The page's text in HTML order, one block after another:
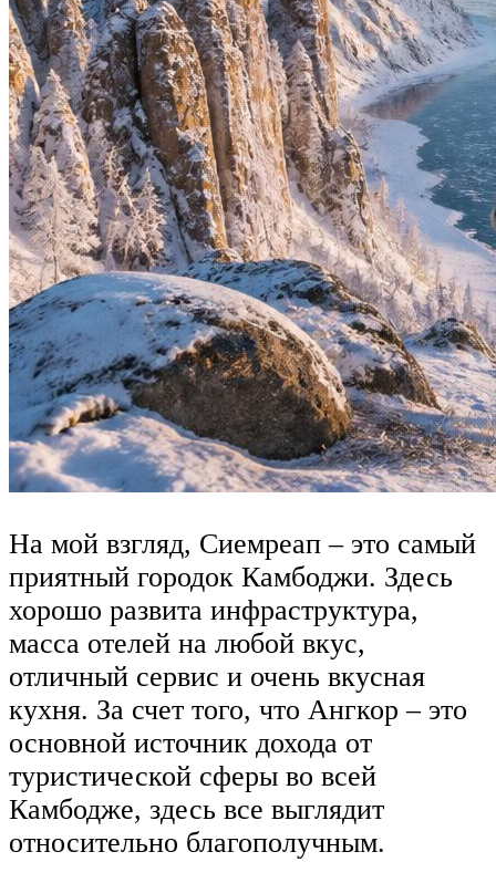
На мой взгляд, Сиемреап – это самый
приятный городок Камбоджи. Здесь
хорошо развита инфраструктура,
масса отелей на любой вкус,
отличный сервис и очень вкусная
кухня. За счет того, что Ангкор – это
основной источник дохода от
туристической сферы во всей
Камбодже, здесь все выглядит
относительно благополучным.